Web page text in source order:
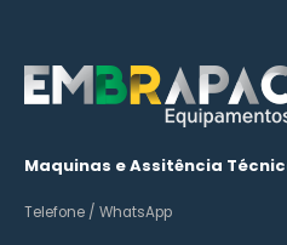
Maquinas e Assitência
Telefone / WhatsApp